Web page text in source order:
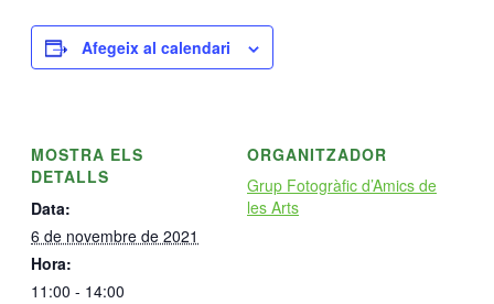
Afegeix al calendari
MOSTRA ELS
DETALLS
Data:
6 de novembre de 2021
Hora:
11:00 - 14:00
ORGANITZADOR
Grup Fotogràfic d’Amics de
les Arts